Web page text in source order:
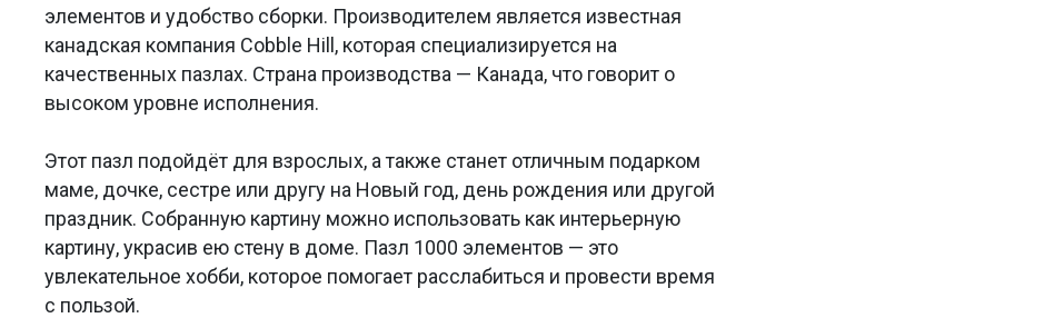
элементов и удобство сборки. Производителем является известная
канадская компания Cobble Hill, которая специализируется на
качественных пазлах. Страна производства — Канада, что говорит о
высоком уровне исполнения.
Этот пазл подойдёт для взрослых, а также станет отличным подарком
маме, дочке, сестре или другу на Новый год, день рождения или другой
праздник. Собранную картину можно использовать как интерьерную
картину, украсив ею стену в доме. Пазл 1000 элементов — это
увлекательное хобби, которое помогает расслабиться и провести время
с пользой.